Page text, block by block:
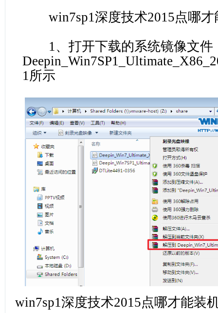
win7sp1深度技术2015点哪才
1、打开下载的系统镜像文件
1所示
win7sp1深度技术2015点哪才能装